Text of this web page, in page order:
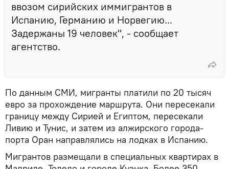
ввозом сирийских иммигрантов в
Испанию, Германию и Норвегию...
Задержаны 19 человек", - сообщает
агентство.
По данным СМИ, мигранты платили по 20 тысяч
евро за прохождение маршрута. Они пересекали
границу между Сирией и Египтом, пересекали
Ливию и Тунис, и затем из алжирского города-
порта Оран направлялись на лодках в Испанию.
Мигрантов размещали в специальных квартирах в